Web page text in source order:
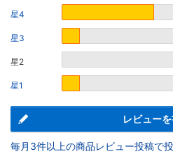
星4
星3
星2
星1
レビューを
毎月3件以上の商品レビュー投稿で